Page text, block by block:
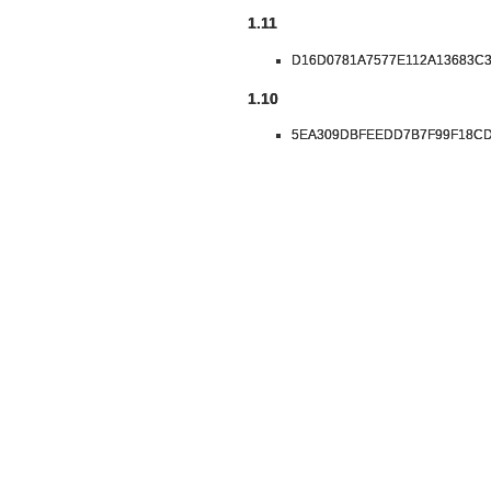
1.11
1.10